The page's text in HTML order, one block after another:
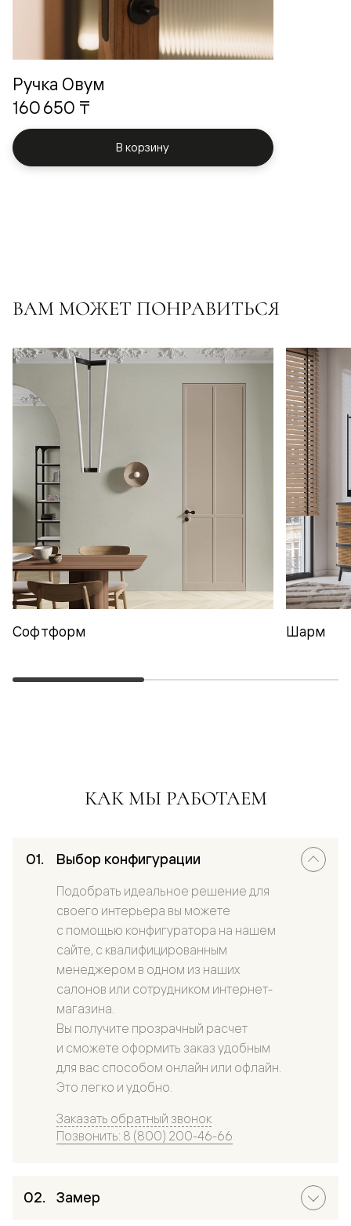
Ручка Овум
160 650 ₸
В корзину
ВАМ МОЖЕТ ПОНРАВИТЬСЯ
Софтформ Шарм
КАК МЫ РАБОТАЕМ
Выбор конфигурации
Подобрать идеальное решение для
своего интерьера вы можете
с помощью конфигуратора на нашем
сайте, с квалифицированным
менеджером в одном из наших
салонов или сотрудником интернет-
магазина.
Вы получите прозрачный расчет
и сможете оформить заказ удобным
для вас способом онлайн или офлайн.
Это легко и удобно.
Заказать обратный звонок
Позвонить: 8 (800) 200-46-66
Замер